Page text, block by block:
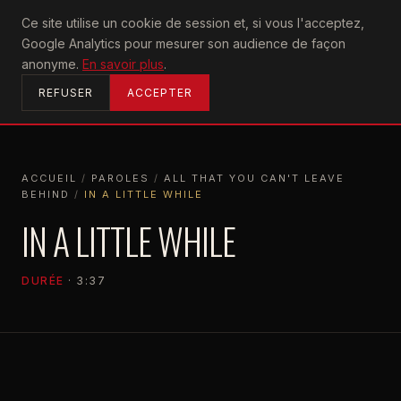
Ce site utilise un cookie de session et, si vous l'acceptez,
Google Analytics pour mesurer son audience de façon
anonyme. En savoir plus.
REFUSER ACCEPTER
U2achtung
ACCUEIL
ACCUEIL / PAROLES / ALL THAT YOU CAN'T LEAVE
BEHIND / IN A LITTLE WHILE
IN A LITTLE WHILE
DURÉE · 3:37